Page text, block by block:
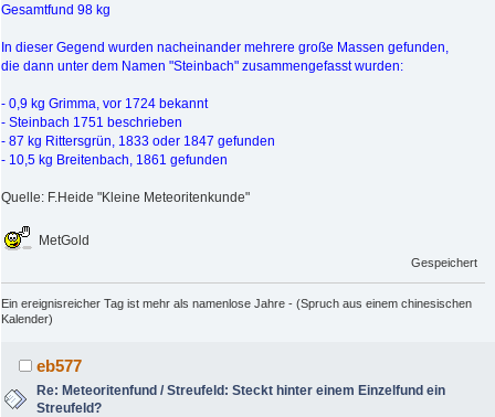
Gesamtfund 98 kg
In dieser Gegend wurden nacheinander mehrere große Massen gefunden,
die dann unter dem Namen "Steinbach" zusammengefasst wurden:
- 0,9 kg Grimma, vor 1724 bekannt
- Steinbach 1751 beschrieben
- 87 kg Rittersgrün, 1833 oder 1847 gefunden
- 10,5 kg Breitenbach, 1861 gefunden
Quelle: F.Heide "Kleine Meteoritenkunde"
MetGold
Gespeichert
Ein ereignisreicher Tag ist mehr als namenlose Jahre - (Spruch aus einem chinesischen
Kalender)
eb577
Re: Meteoritenfund / Streufeld: Steckt hinter einem Einzelfund ein
Streufeld?